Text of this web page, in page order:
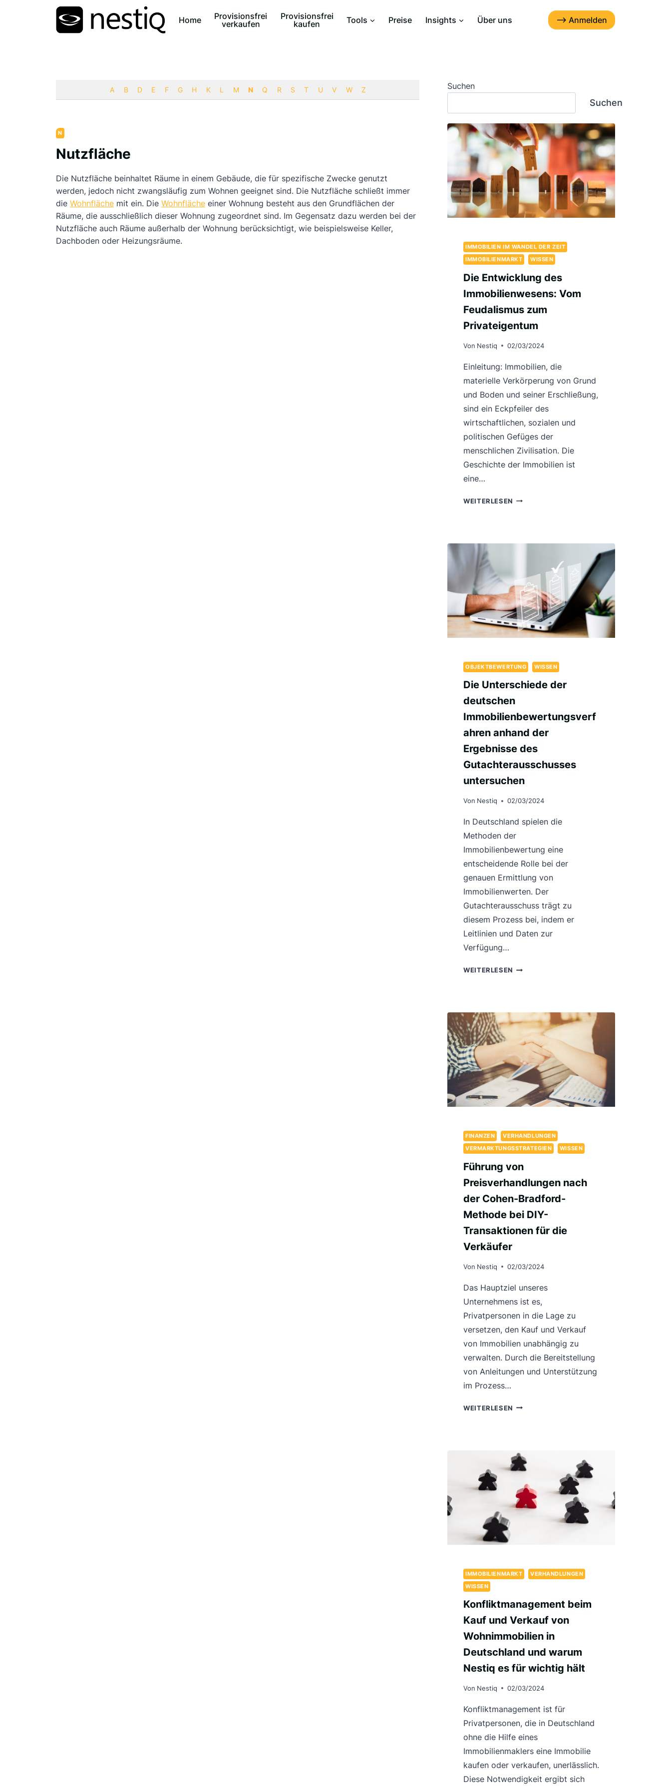
Home
Provisionsfrei
verkaufen
Provisionsfrei
kaufen
Tools Preise Insights Über uns --> Anmelden
A B D E F G H K L M N Q R S T U V W Z
N
Nutzfläche
Die Nutzfläche beinhaltet Räume in einem Gebäude, die für spezifische Zwecke genutzt
werden, jedoch nicht zwangsläufig zum Wohnen geeignet sind. Die Nutzfläche schließt immer
die Wohnfläche mit ein. Die Wohnfläche einer Wohnung besteht aus den Grundflächen der
Räume, die ausschließlich dieser Wohnung zugeordnet sind. Im Gegensatz dazu werden bei der
Nutzfläche auch Räume außerhalb der Wohnung berücksichtigt, wie beispielsweise Keller,
Dachboden oder Heizungsräume.
Suchen
Suchen
IMMOBILIEN IM WANDEL DER ZEIT
IMMOBILIENMARKT
WISSEN
Die Entwicklung des
Immobilienwesens: Vom
Feudalismus zum
Privateigentum
Von Nestiq 02/03/2024
Einleitung: Immobilien, die
materielle Verkörperung von Grund
und Boden und seiner Erschließung,
sind ein Eckpfeiler des
wirtschaftlichen, sozialen und
politischen Gefüges der
menschlichen Zivilisation. Die
Geschichte der Immobilien ist
eine…
WEITERLESEN DIE
VOM
PRIVATEIGENTUM
OBJEKTBEWERTUNG WISSEN
Die Unterschiede der
deutschen
Immobilienbewertungsverf
ahren anhand der
Ergebnisse des
Gutachterausschusses
untersuchen
Von Nestiq 02/03/2024
In Deutschland spielen die
Methoden der
Immobilienbewertung eine
entscheidende Rolle bei der
genauen Ermittlung von
Immobilienwerten. Der
Gutachterausschuss trägt zu
diesem Prozess bei, indem er
Leitlinien und Daten zur
Verfügung…
WEITERLESEN DIE
IMMOBILIENBEWERTUNGSVERFAHREN
ANHAND
ERGEBNISSE
DES
GUTACHTERAUSSCHUSSES
UNTERSUCHEN
FINANZEN
VERHANDLUNGEN
VERMARKTUNGSSTRATEGIEN
WISSEN
Führung von
Preisverhandlungen nach
der Cohen-Bradford-
Methode bei DIY-
Transaktionen für die
Verkäufer
Von Nestiq 02/03/2024
Das Hauptziel unseres
Unternehmens ist es,
Privatpersonen in die Lage zu
versetzen, den Kauf und Verkauf
von Immobilien unabhängig zu
verwalten. Durch die Bereitstellung
von Anleitungen und Unterstützung
im Prozess…
WEITERLESEN FÜHRUNG
DER
COHEN-
BRADFORD-
METHODE
BEI
DIY-
TRANSAKTIONEN
IMMOBILIENMARKT
VERHANDLUNGEN
WISSEN
Konfliktmanagement beim
Kauf und Verkauf von
Wohnimmobilien in
Deutschland und warum
Nestiq es für wichtig hält
Von Nestiq 02/03/2024
Konfliktmanagement ist für
Privatpersonen, die in Deutschland
ohne die Hilfe eines
Immobilienmaklers eine Immobilie
kaufen oder verkaufen, unerlässlich.
Diese Notwendigkeit ergibt sich